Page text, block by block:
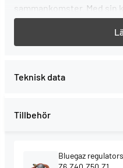
sammankomster. Med
innovativa design gör
roligare. De flera
hamburgare till
ett självklart val för både
Fördelar
Teknisk data
Tillbehör
Bluegaz